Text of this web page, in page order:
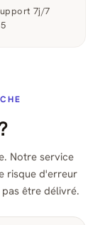
7j/7
Notre service
risque d'erreur
être délivré.